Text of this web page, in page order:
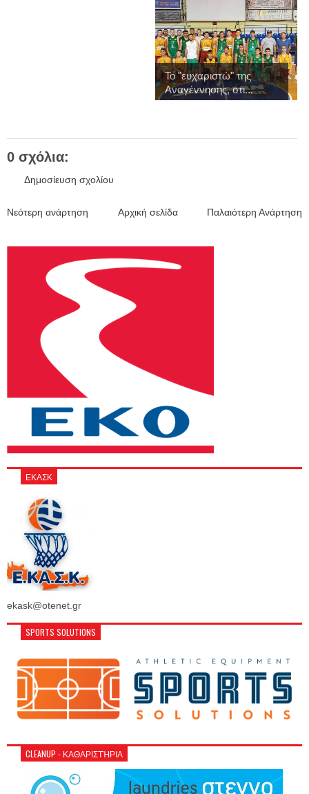
Το "ευχαριστώ" της
Αναγέννησης, στι...
0 σχόλια:
Δημοσίευση σχολίου
Νεότερη ανάρτηση Παλαιότερη Ανάρτηση
Αρχική σελίδα
ΕΚΑΣΚ
ekask@otenet.gr
SPORTS SOLUTIONS
CLEANUP - ΚΑΘΑΡΙΣΤΉΡΙΑ